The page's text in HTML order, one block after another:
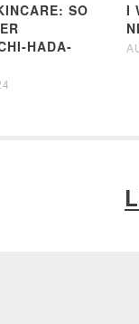
SO
HADA-
I